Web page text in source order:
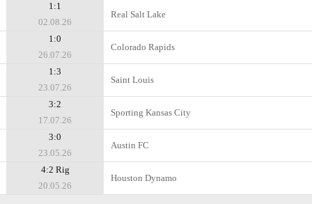
1:1
02.08.26
Real Salt Lake
1:0
26.07.26
Colorado Rapids
1:3
23.07.26
Saint Louis
3:2
17.07.26
Sporting Kansas City
3:0
23.05.26
Austin FC
4:2 Rig
20.05.26
Houston Dynamo